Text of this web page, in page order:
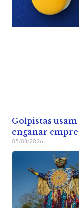
Golpistas
enganar
05/08/2026